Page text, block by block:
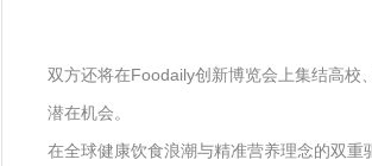
双方还将在Foodaily创新博览会上集结高校
潜在机会。
在全球健康饮食浪潮与精准营养理念的双